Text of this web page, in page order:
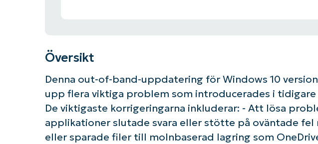
Översikt
Denna out-of-band-uppdatering för Windows 10 version
upp flera viktiga problem som introducerades i
De viktigaste korrigeringarna inkluderar: - Att lösa
applikationer slutade svara eller stötte på oväntade fel
eller sparade filer till molnbaserad lagring som